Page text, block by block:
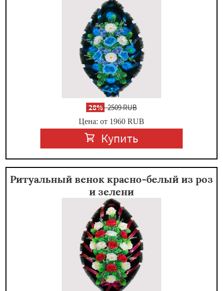
-28%2509 RUB
Цена: от 1960 RUB
Купить
Ритуальный венок красно-белый из роз
и зелени